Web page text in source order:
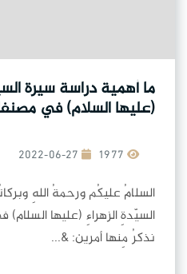
ما أهمية دراسة سيرة
(عليها السلام) في
2022-06-27
السلامُ عليكُم ورحمةُ اللهِ
السيّدةِ الزهراءِ (عليها
نذكرُ مِنها أمرين: &...